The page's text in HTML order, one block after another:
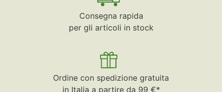
Consegna rapida
per gli articoli in stock
Ordine con spedizione gratuita
in Italia a partire da 99 €*